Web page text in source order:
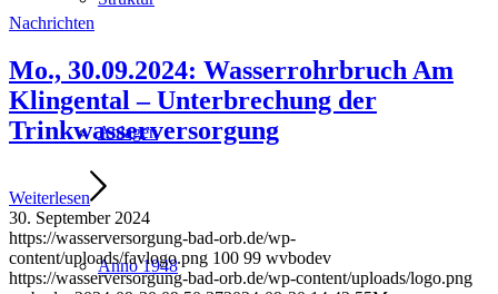
Anlagen
Anno 1948
Nachrichten
Mo., 30.09.2024: Wasserrohrbruch Am
Klingental – Unterbrechung der
Trinkwasserversorgung
Weiterlesen
30. September 2024
https://wasserversorgung-bad-orb.de/wp-
content/uploads/favlogo.png 100 99 wvbodev
https://wasserversorgung-bad-orb.de/wp-content/uploads/logo.png